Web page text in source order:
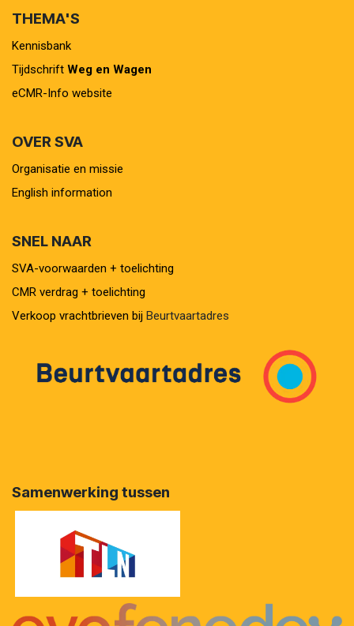
THEMA'S
Kennisbank
Tijdschrift Weg en Wagen
eCMR-Info website
OVER SVA
Organisatie en missie
English information
SNEL NAAR
SVA-voorwaarden + toelichting
CMR verdrag + toelichting
Verkoop vrachtbrieven bij Beurtvaartadres
Samenwerking tussen